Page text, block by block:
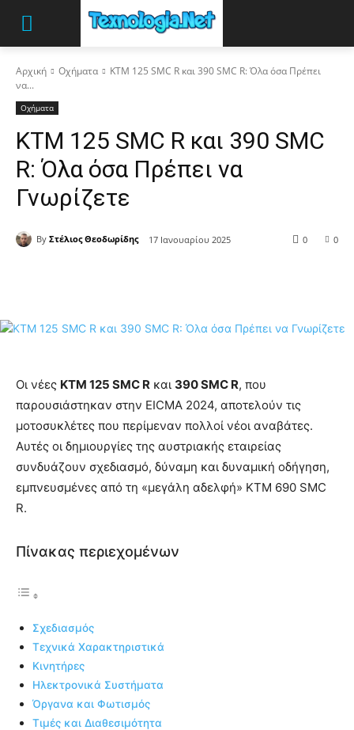
Αρχική Οχήματα
KTM 125 SMC R και 390 SMC R: Όλα όσα Πρέπει
να...
Οχήματα
KTM 125 SMC R και 390 SMC
R: Όλα όσα Πρέπει να
Γνωρίζετε
By Στέλιος Θεοδωρίδης 17 Ιανουαρίου 2025 0
0
Οι νέες KTM 125 SMC R και 390 SMC R, που
παρουσιάστηκαν στην EICMA 2024, αποτελούν τις
μοτοσυκλέτες που περίμεναν πολλοί νέοι αναβάτες.
Αυτές οι δημιουργίες της αυστριακής εταιρείας
συνδυάζουν σχεδιασμό, δύναμη και δυναμική οδήγηση,
εμπνευσμένες από τη «μεγάλη αδελφή» KTM 690 SMC
R.
Πίνακας περιεχομένων
Σχεδιασμός
Τεχνικά Χαρακτηριστικά
Κινητήρες
Ηλεκτρονικά Συστήματα
Όργανα και Φωτισμός
Τιμές και Διαθεσιμότητα